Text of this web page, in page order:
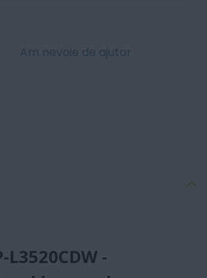
Am nevoie de ajutor
-